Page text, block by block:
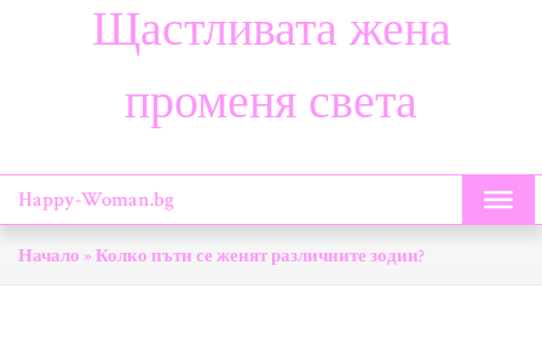
Щастливата жена
променя света
Happy-Woman.bg
Начало »Колко пъти се женят различните зодии?